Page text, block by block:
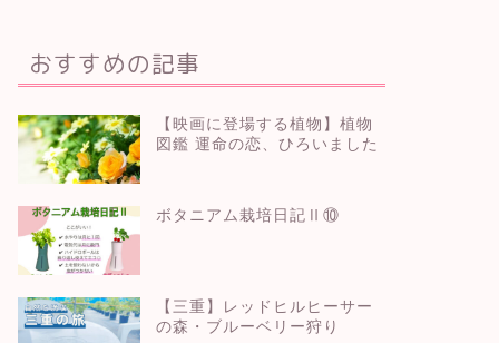
おすすめの記事
【映画に登場する植物】植物
図鑑 運命の恋、ひろいました
ボタニアム栽培日記Ⅱ⑩
【三重】レッドヒルヒーサー
の森・ブルーベリー狩り